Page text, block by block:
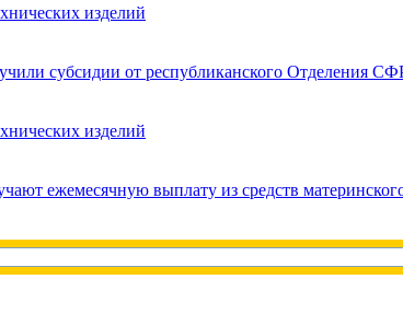
изделий
субсидии от республиканского Отделения
изделий
ежемесячную выплату из средств